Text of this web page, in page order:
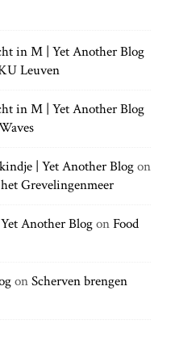
h
in M | Yet Another Blog
Leuven
in M | Yet Another Blog
| Yet Another Blogon
Grevelingenmeer
Another BlogonFood
onScherven brengen